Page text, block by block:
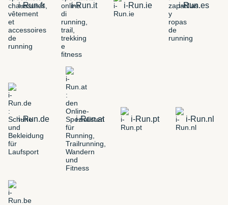
i-Run.fr i-Run.it i-Run.ie i-Run.es
i-Run.de i-Run.at i-Run.pt i-Run.nl